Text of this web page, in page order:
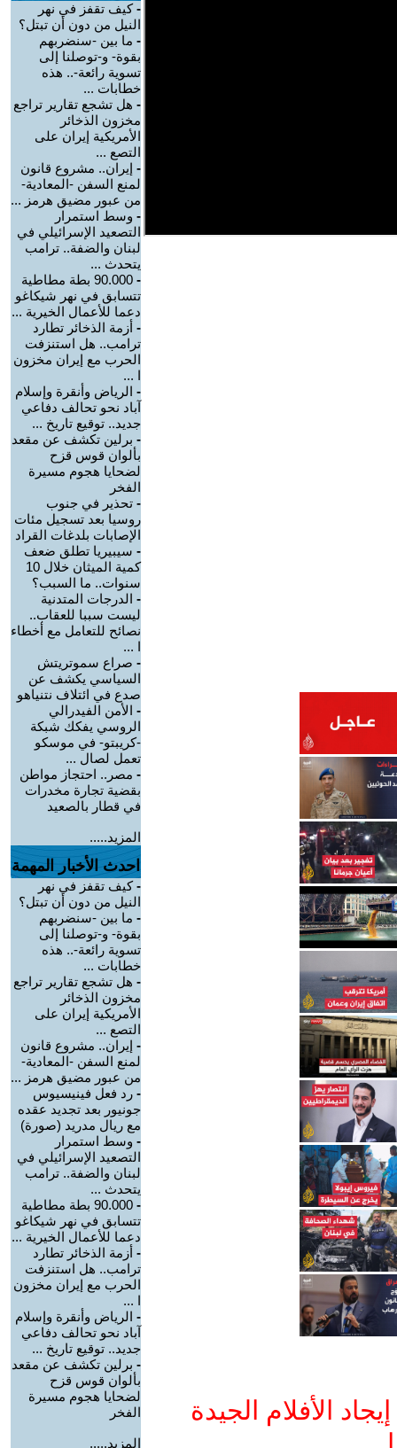
الأفلام الجيدة
-كيف تقفز في نهر
النيل من دون أن تبتل؟
- ما بين -سنضربهم
بقوة- و-توصلنا إلى
تسوية رائعة-.. هذه
خطابات ...
- هل تشجع تقارير تراجع
مخزون الذخائر
الأمريكية إيران على
التصع ...
- إيران.. مشروع قانون
لمنع السفن -المعادية-
من عبور مضيق هرمز ...
- وسط استمرار
التصعيد الإسرائيلي في
لبنان والضفة.. ترامب
يتحدث ...
-
90.000 بطة مطاطية
تتسابق في نهر شيكاغو
دعما للأعمال الخيرية ...
- أزمة الذخائر تطارد
ترامب.. هل استنزفت
الحرب مع إيران مخزون
ا ...
- الرياض وأنقرة وإسلام
آباد نحو تحالف دفاعي
جديد.. توقيع تاريخ ...
- برلين تكشف عن مقعد
بألوان قوس قزح
لضحايا هجوم مسيرة
الفخر
- تحذير في جنوب
روسيا بعد تسجيل مئات
الإصابات بلدغات القراد
- سيبيريا تطلق ضعف
كمية الميثان خلال 10
سنوات.. ما السبب؟
- الدرجات المتدنية
ليست سببا للعقاب..
نصائح للتعامل مع أخطاء
ا ...
- صراع سموتريتش
السياسي يكشف عن
صدع في ائتلاف نتنياهو
- الأمن الفيدرالي
الروسي يفكك شبكة
-كريبتو- في موسكو
تعمل لصال ...
- مصر.. احتجاز مواطن
بقضية تجارة مخدرات
في قطار بالصعيد
المزيد.....
احدث الأخبار المهمة
-كيف تقفز في نهر
النيل من دون أن تبتل؟
- ما بين -سنضربهم
بقوة- و-توصلنا إلى
تسوية رائعة-.. هذه
خطابات ...
- هل تشجع تقارير تراجع
مخزون الذخائر
الأمريكية إيران على
التصع ...
- إيران.. مشروع قانون
لمنع السفن -المعادية-
من عبور مضيق هرمز ...
- رد فعل فينيسيوس
جونيور بعد تجديد عقده
مع ريال مدريد (صورة)
- وسط استمرار
التصعيد الإسرائيلي في
لبنان والضفة.. ترامب
يتحدث ...
-
90.000 بطة مطاطية
تتسابق في نهر شيكاغو
دعما للأعمال الخيرية ...
- أزمة الذخائر تطارد
ترامب.. هل استنزفت
الحرب مع إيران مخزون
ا ...
- الرياض وأنقرة وإسلام
آباد نحو تحالف دفاعي
جديد.. توقيع تاريخ ...
- برلين تكشف عن مقعد
بألوان قوس قزح
لضحايا هجوم مسيرة
الفخر
المزيد.....